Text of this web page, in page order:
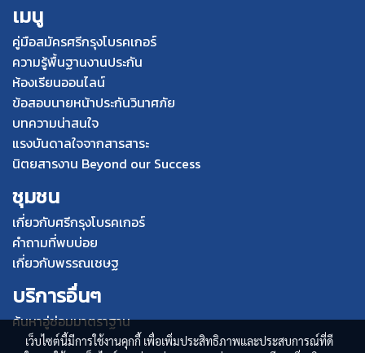
เมนู
คู่มือสมัครศรีกรุงโบรคเกอร์
ความรู้พื้นฐานงานประกัน
ห้องเรียนออนไลน์
ข้อสอบนายหน้าประกันวินาศภัย
บทความน่าสนใจ
แรงบันดาลใจจากสารสาระ
นิตยสารงาน Beyond our Success
ชุมชน
เกี่ยวกับศรีกรุงโบรคเกอร์
คำถามที่พบบ่อย
เกี่ยวกับพรรณเชษฐ
บริการอื่นๆ
ค้นหาอู่ซ่อมมาตราฐาน
เว็บไซต์นี้มีการใช้งานคุกกี้ เพื่อเพิ่มประสิทธิภาพและประสบการณ์ที่ดี